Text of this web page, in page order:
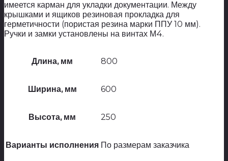
имеется карман для укладки документации. Между
крышками и ящиков резиновая прокладка для
герметичности (пористая резина марки ППУ 10 мм).
Ручки и замки установлены на винтах М4.
Длина, мм 800
Ширина, мм 600
Высота, мм 250
Варианты исполнения По размерам заказчика